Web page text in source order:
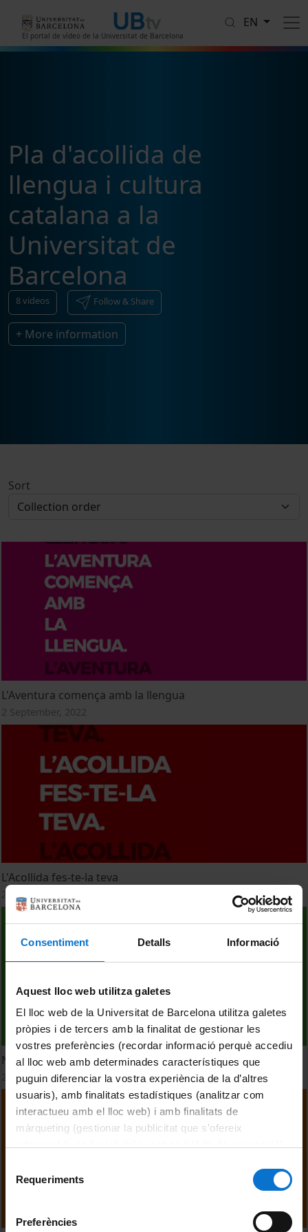
Consentiment Detalls Informació
Aquest lloc web utilitza galetes
El lloc web de la Universitat de Barcelona utilitza galetes
pròpies i de tercers amb la finalitat de gestionar les
vostres preferències (recordar informació perquè accediu
al lloc web amb determinades característiques que
puguin diferenciar la vostra experiència de la d’altres
usuaris), amb finalitats estadístiques (analitzar com
interactueu amb el lloc web) i amb finalitats de
màrqueting (gestionar la publicitat que s’ofereix
consultar laPolítica de galetes del lloc web de la
Requeriments
Preferències
El portal de vídeo de la Universitat de Barcelona
EN
Pla d'acollida de
llengua i cultura
catalana a la
Universitat de
Barcelona
8videos Follow & Share
+ More information
Sort
L'Aventura comença amb la llengua
2 September, 2022
L'Acollida fes-te-la teva
2 September, 2022
No canviïs de llengua, canvia de xip
2 September, 2022